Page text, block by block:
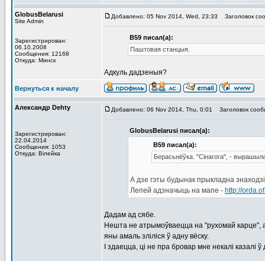
GlobusBelarusi
Site Admin
Зарегистрирован:
06.10.2008
Сообщения: 12168
Откуда: Минск
Добавлено: 05 Nov 2014, Wed, 23:33 Заголовок
В59 писал(а):
Паштовая станцыя.
Адкуль дадзеныя?
Вернуться к началу
Александр Dehty
Зарегистрирован:
22.04.2014
Сообщения: 1053
Откуда: Вiлейка
Добавлено: 06 Nov 2014, Thu, 0:01 Заголовок
GlobusBelarusi писал(а):
В59 писал(а):
Берасьнёўка. "Сінагога", -
А дзе гэты будынак прыкладна
Лепей адзначыць на мапе - http://
Дадам ад сябе.
Нешта не атрымоўваецца на "рухомай карце",
яны амаль зліліся ў адну вёску.
І здаецца, ці не пра бровар мне некалі